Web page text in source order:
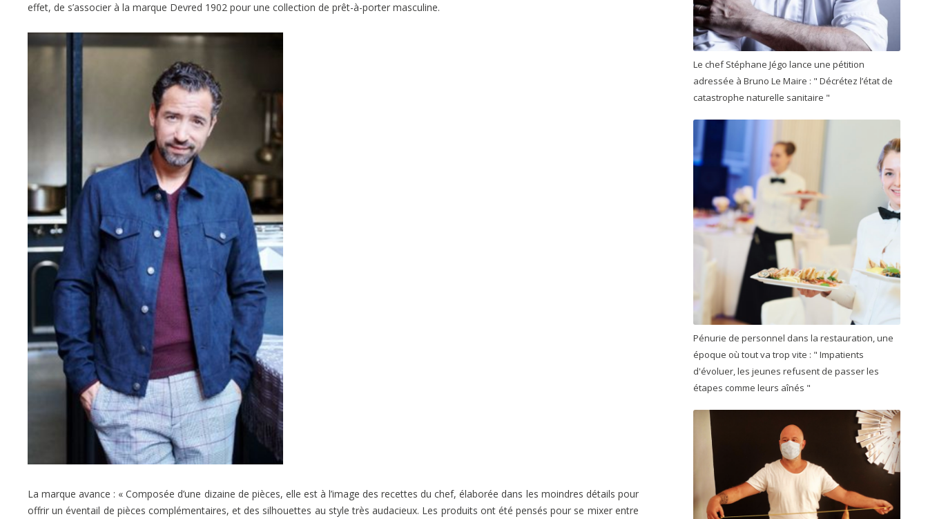
effet, de s’associer à la marque Devred 1902 pour une collection de prêt-à-porter masculine.
La marque avance : « Composée d’une dizaine de pièces, elle est à l’image des recettes du chef, élaborée dans les moindres détails pour
offrir un éventail de pièces complémentaires, et des silhouettes au style très audacieux. Les produits ont été pensés pour se mixer entre
Le chef Stéphane Jégo lance une pétition
adressée à Bruno Le Maire : " Décrétez l’état de
catastrophe naturelle sanitaire "
Pénurie de personnel dans la restauration, une
époque où tout va trop vite : " Impatients
d'évoluer, les jeunes refusent de passer les
étapes comme leurs aînés "